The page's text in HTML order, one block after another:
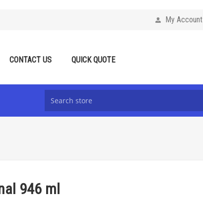
My Account
CONTACT US QUICK QUOTE
946 ml